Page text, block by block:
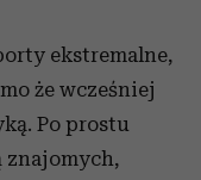
ekstremalne,
że wcześniej
Po prostu
znajomych,